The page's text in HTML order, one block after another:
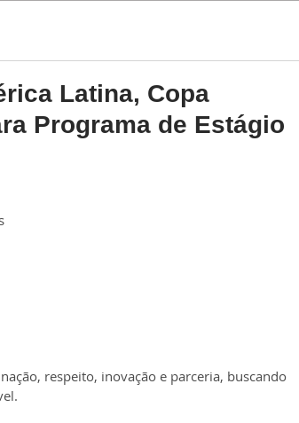
Latina, Copa
Programa de Estágio
respeito, inovação e parceria, buscando